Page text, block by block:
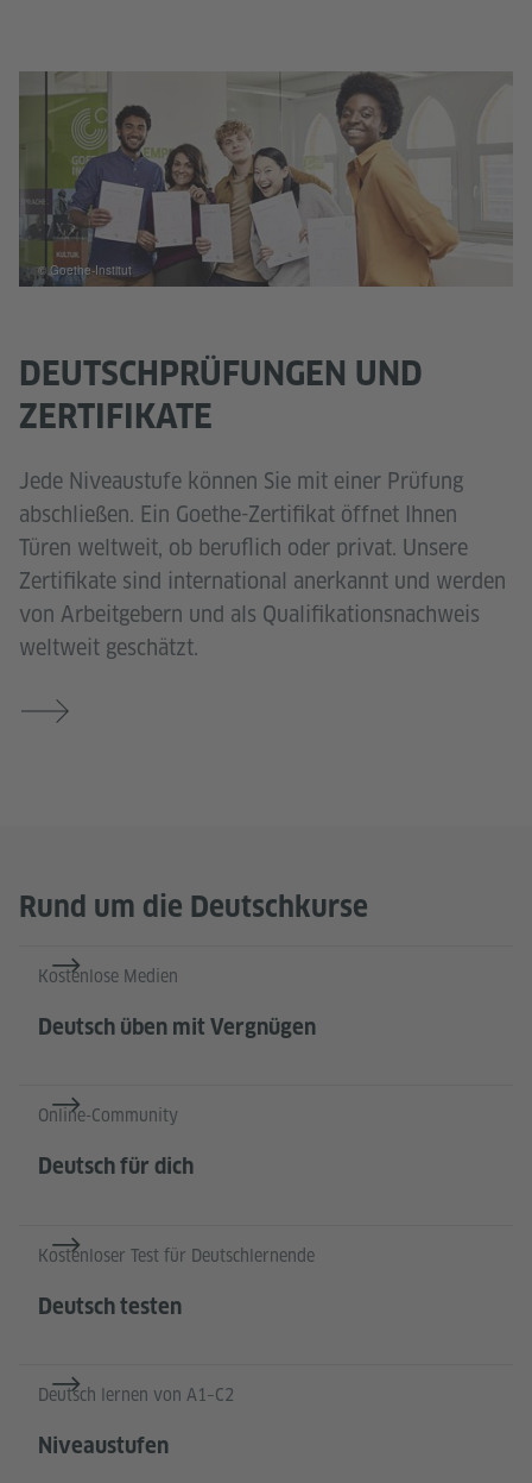
DEUTSCHPRÜFUNGEN UND
ZERTIFIKATE
Jede Niveaustufe können Sie mit einer Prüfung
abschließen. Ein Goethe-Zertifikat öffnet Ihnen
Türen weltweit, ob beruflich oder privat. Unsere
Zertifikate sind international anerkannt und werden
von Arbeitgebern und als Qualifikationsnachweis
weltweit geschätzt.
© Goethe-Institut
Rund um die Deutschkurse
Kostenlose Medien
Deutsch üben mit Vergnügen
Online-Community
Deutsch für dich
Kostenloser Test für Deutschlernende
Deutsch testen
Deutsch lernen von A1–C2
Niveaustufen